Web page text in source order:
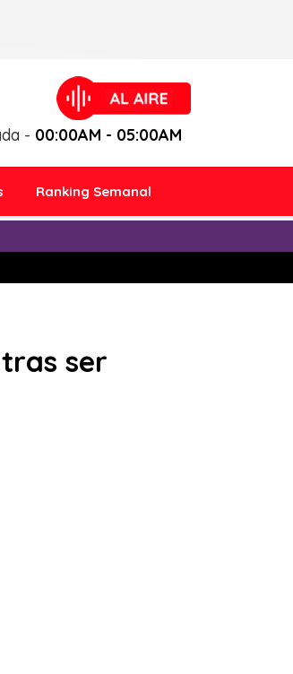
- 00:00AM - 05:00AM
Ranking Semanal
ser